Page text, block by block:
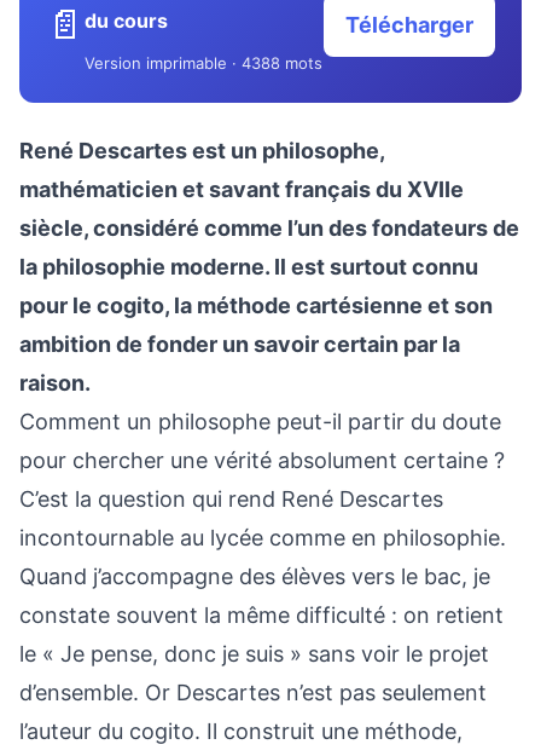
📄 du cours
Version imprimable · 4388 mots
Télécharger
René Descartes est un philosophe,
mathématicien et savant français du XVIIe
siècle, considéré comme l’un des fondateurs de
la philosophie moderne. Il est surtout connu
pour le cogito, la méthode cartésienne et son
ambition de fonder un savoir certain par la
raison.
Comment un philosophe peut-il partir du doute
pour chercher une vérité absolument certaine ?
C’est la question qui rend René Descartes
incontournable au lycée comme en philosophie.
Quand j’accompagne des élèves vers le bac, je
constate souvent la même difficulté : on retient
le « Je pense, donc je suis » sans voir le projet
d’ensemble. Or Descartes n’est pas seulement
l’auteur du cogito. Il construit une méthode,